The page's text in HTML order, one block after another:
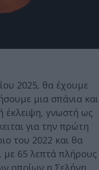
2025, θα έχουμε
μια σπάνια και
έκλειψη, γνωστή ως
για την πρώτη
του 2022 και θα
με 65 λεπτά πλήρους